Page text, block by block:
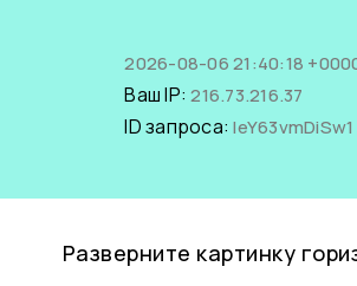
2026-08-06 21:40:18
Ваш IP:216.73.216.37
ID запроса:IeY63vmDiSw1
Разверните картинку